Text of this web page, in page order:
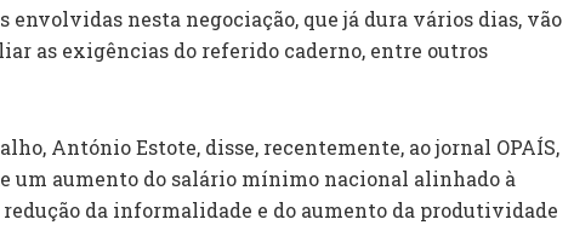
envolvidas nesta negociação, que já dura vários dias, vão
as exigências do referido caderno, entre outros
António Estote, disse, recentemente, ao jornal OPAÍS,
um aumento do salário mínimo nacional alinhado à
da informalidade e do aumento da produtividade